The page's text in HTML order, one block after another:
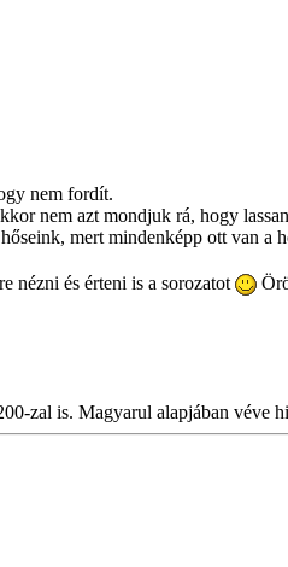
nem fordít.
nem azt mondjuk rá, hogy
mert mindenképp ott van a
nézni és érteni is a sorozatot
zal is. Magyarul alapjában véve